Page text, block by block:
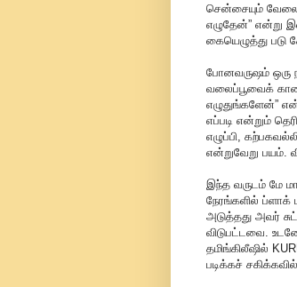
சென்சையும்
எழுதேன்” என்று
கையெழுத்து படு
போனவருஷம்
வலைப்பூவைக்
எழுதுங்களேன்”
எப்படி என்றும்
எழுப்பி,
என்றுவேறு பயம்.
இந்த வருடம் மே
நேரங்களில் ப்ளாக்
அடுத்தது அவர்
விடுபட்டவை.
தமிங்கிலீஷில்
படிக்கச்